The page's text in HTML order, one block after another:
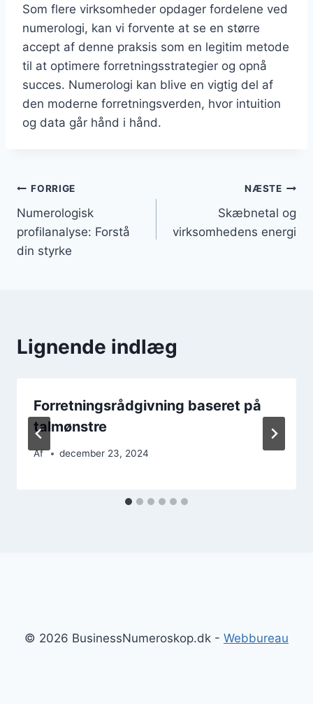
Som flere virksomheder opdager fordelene ved
numerologi, kan vi forvente at se en større
accept af denne praksis som en legitim metode
til at optimere forretningsstrategier og opnå
succes. Numerologi kan blive en vigtig del af
den moderne forretningsverden, hvor intuition
og data går hånd i hånd.
Indlægsnavigation
FORRIGE
Numerologisk
profilanalyse: Forstå
din styrke
NÆSTE
Skæbnetal og
virksomhedens energi
Lignende indlæg
Forretningsrådgivning baseret på
talmønstre
Af december 23, 2024
© 2026 BusinessNumeroskop.dk - Webbureau